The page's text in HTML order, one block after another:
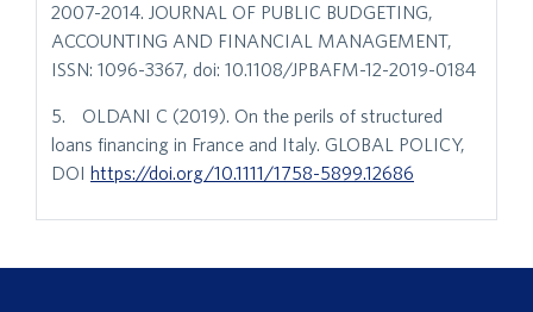
2007-2014. JOURNAL OF PUBLIC BUDGETING,
ACCOUNTING AND FINANCIAL MANAGEMENT,
ISSN: 1096-3367, doi: 10.1108/JPBAFM-12-2019-0184
5. OLDANI C (2019). On the perils of structured
loans financing in France and Italy. GLOBAL POLICY,
DOI https://doi.org/10.1111/1758-5899.12686